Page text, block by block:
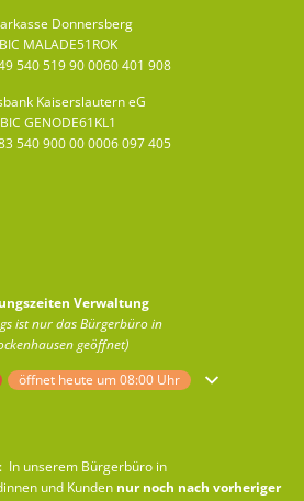
Donnersberg
BIC MALADE51ROK
540 519 90 0060 401 908
Kaiserslautern eG
BIC GENODE61KL1
540 900 00 0006 097 405
Verwaltung
ist nur das Bürgerbüro in
geöffnet)
Öffnungs- oder Schließzeiten auszublenden
öffnet heute um 08:00 Uhr
: In unserem Bürgerbüro in
und Kunden nur noch nach vorheriger